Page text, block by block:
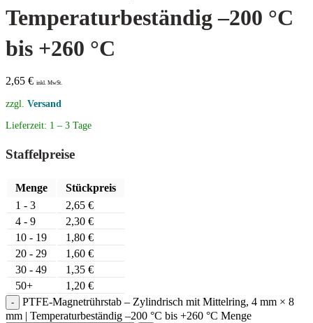
Temperaturbeständig –200 °C
bis +260 °C
2,65 € inkl. MwSt.
zzgl. Versand
Lieferzeit: 1 – 3 Tage
Staffelpreise
Menge
Stückpreis
1 - 3
2,65 €
4 - 9
2,30 €
10 - 19
1,80 €
20 - 29
1,60 €
30 - 49
1,35 €
50+
1,20 €
PTFE-Magnetrührstab – Zylindrisch mit Mittelring, 4 mm × 8
mm | Temperaturbeständig –200 °C bis +260 °C Menge